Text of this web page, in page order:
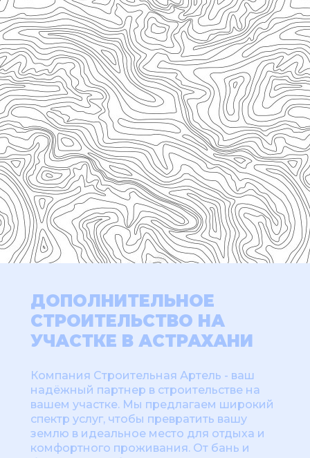
ДОПОЛНИТЕЛЬНОЕ
СТРОИТЕЛЬСТВО НА
УЧАСТКЕ В АСТРАХАНИ
Компания Строительная Артель - ваш
надёжный партнер в строительстве на
вашем участке. Мы предлагаем широкий
спектр услуг, чтобы превратить вашу
землю в идеальное место для отдыха и
комфортного проживания. От бань и